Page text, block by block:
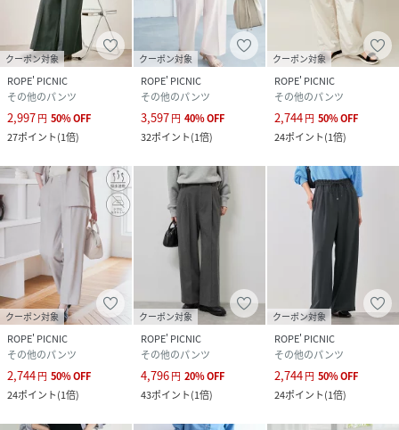
エステル 64% レーヨン 32% ポリウレタン 4%
サイズ 36、38、40
クリーニング
ブラック（01）：
グレー（07）：
グレー系（09）：
ベージュ（27）：
品番
NW4991_GDS15120
GDS15120-27-210 NW4991
クーポン対象
ROPE' PICNIC
その他のパンツ
2,997円 50%OFF
27ポイント(1倍)
クーポン対象
ROPE' PICNIC
その他のパンツ
3,597円 40%OFF
32ポイント(1倍)
クーポン対象
ROPE' PICNIC
その他のパンツ
2,744円 50%OFF
24ポイント(1倍)
クーポン対象
ROPE' PICNIC
その他のパンツ
2,744円 50%OFF
24ポイント(1倍)
クーポン対象
ROPE' PICNIC
その他のパンツ
4,796円 20%OFF
43ポイント(1倍)
クーポン対象
ROPE' PICNIC
その他のパンツ
2,744円 50%OFF
24ポイント(1倍)